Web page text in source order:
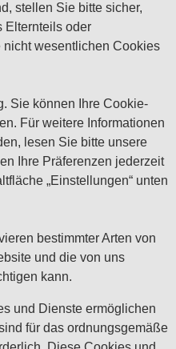
stellen Sie bitte sicher,
Elternteils oder
wesentlichen Cookies
Sie können Ihre Cookie-
Für weitere Informationen
lesen Sie bitte unsere
Ihre Präferenzen jederzeit
„Einstellungen“ unten
bestimmter Arten von
und die von uns
kann.
und Dienste ermöglichen
für das ordnungsgemäße